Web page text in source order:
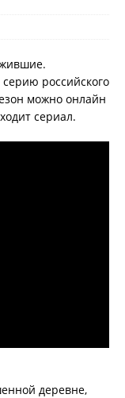
российского
можно онлайн
сериал.
деревне,